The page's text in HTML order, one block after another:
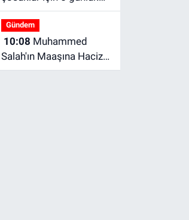
sinema ve müzikal
programı
Gündem
10:08
Salah'ın Maaşına Haciz
Geldi